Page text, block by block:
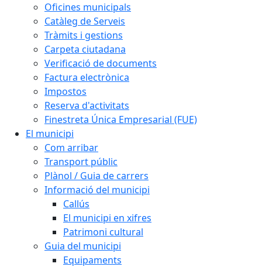
Oficines municipals
Catàleg de Serveis
Tràmits i gestions
Carpeta ciutadana
Verificació de documents
Factura electrònica
Impostos
Reserva d'activitats
Finestreta Única Empresarial (FUE)
El municipi
Com arribar
Transport públic
Plànol / Guia de carrers
Informació del municipi
Callús
El municipi en xifres
Patrimoni cultural
Guia del municipi
Equipaments